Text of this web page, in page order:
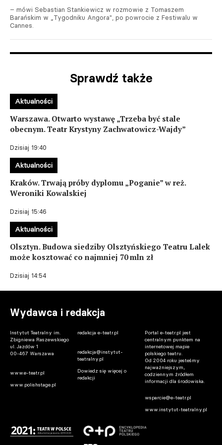
– mówi Sebastian Stankiewicz w rozmowie z Tomaszem
Barańskim w „Tygodniku Angora", po powrocie z Festiwalu w
Cannes.
Sprawdź także
Warszawa. Otwarto wystawę „Trzeba być stale
obecnym. Teatr Krystyny Zachwatowicz-Wajdy”
Dzisiaj 19:40
Aktualności
Kraków. Trwają próby dyplomu „Poganie” w reż.
Weroniki Kowalskiej
Dzisiaj 15:46
Aktualności
Olsztyn. Budowa siedziby Olsztyńskiego Teatru Lalek
może kosztować co najmniej 70 mln zł
Dzisiaj 14:54
Aktualności
Wydawca i redakcja
Instytut Teatralny im.
Zbigniewa Raszewskiego
ul. Jazdów 1
00-467 Warszawa
www.e-teatr.pl
www.polishstage.pl
redakcja e-teatr.pl
redakcja@instytut-
teatralny.pl
Dowiedz się więcej o
redakcji
Portal e-teatr.pl jest
centralnym punktem na
internetowej mapie
polskiego teatru.
Od 2004 roku jesteśmy
najważniejszym,
codziennym źródłem
informacji dla środowiska.
wsparcie@e-teatr.pl
www.instytut-teatralny.pl